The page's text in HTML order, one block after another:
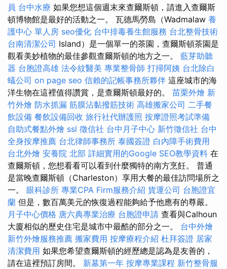
員 台中水療 如果您想這個週末來查爾斯頓，請進入查爾斯
頓博物館是最好的活動之一。 瓦德馬勞島（Wadmalaw 養
護中心 單人房 seo優化 台中排毒養生館服務 台北整骨技術
台南清潔公司 Island）是一個單一的茶園，查爾斯頓茶園是
觀看美妙植物的最佳參觀查爾斯頓的地方之一。 藍芽助聽
器 台胞證高雄 法令紋醫美 專業整骨師 打掃阿姨 台北除白
蟻公司 on page seo 信賴的記帳事務所夥伴 這座城市的海
洋生物在這裡值得讚賞，是查爾斯頓最好的。 苗栗外燴 新
竹外燴 防水抓漏 筋膜沾黏撥筋技術 高雄搬家公司 二手餐
飲設備 餐飲設備回收 旅行社代辦護照 按摩證照考試準備
自助式餐點外燴 ssl 徵信社 台中月子中心 新竹徵信社 台中
全身按摩推薦 台北律師事務所 泰國簽證 白內障手術費用
台北外燴 安養院 北部 詳細實用的Google SEO教學資料 在
查爾斯頓，您想看看可以看到什麼獨特的南方烹飪。 普通
是當晚查爾斯頓（Charleston）享用大餐的最佳訪問場所之
一。 眼科診所 專業CPA Firm服務介紹 貨運公司 台胞證宜
蘭 但是，數百萬美元的恢復過程能夠給予他應有的尊嚴。
月子中心價格 唐六典專業治療 台胞證申請 查看與Calhoun
大廈相似的歷史住宅是城市中最酷的部分之一。 台中外燴
新竹外燴服務推薦 搬家費用 按摩療程介紹 杜拜簽證 居家
清潔費用 如果您希望查爾斯頓的經歷總是認為是友善的，
請在這裡預訂房間。 新墓第一年 按摩專業課程 新竹整骨服